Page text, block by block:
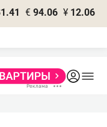
€ 94.06 ¥ 12.06